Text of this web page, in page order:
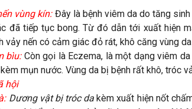
vùng kín:Đây là bệnh viêm da do tăng
đã tiếp tục bong. Từ đó dẫn tới xuất hiện
vảy nến có cảm giác đỏ rát, khô căng vùng
bìu:Còn gọi là Eczema, là một dạng viêm
mụn nước. Vùng da bị bệnh rất khô, tróc
hội
Dương vật bị tróc da kèm xuất hiện nốt